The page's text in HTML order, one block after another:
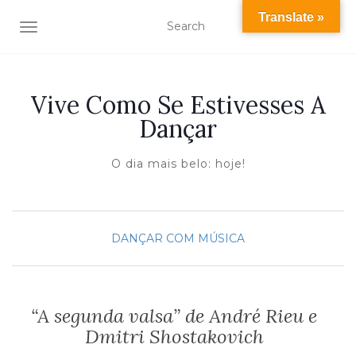
TOGGLE NAVIGATION
Vive Como Se Estivesses A
Dançar
O dia mais belo: hoje!
DANÇAR COM MÚSICA
“A segunda valsa” de André Rieu e
Dmitri Shostakovich
Translate »